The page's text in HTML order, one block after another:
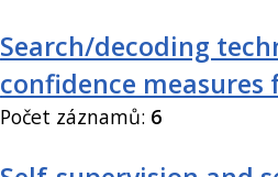
Search/decoding
confidence measures
Počet záznamů: 6